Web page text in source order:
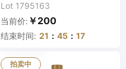
Lot 1795163
当前价: ￥200
结束时间: 21 : 45 : 16
拍卖中